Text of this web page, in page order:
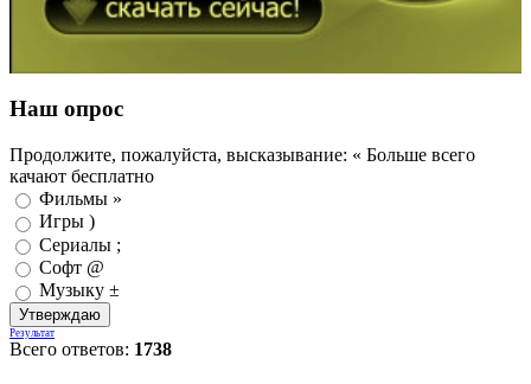
Наш опрос
Продолжите, пожалуйста, высказывание: « Больше всего
качают бесплатно
Фильмы »
Игры )
Сериалы ;
Софт @
Музыку ±
Результат
Всего ответов: 1738